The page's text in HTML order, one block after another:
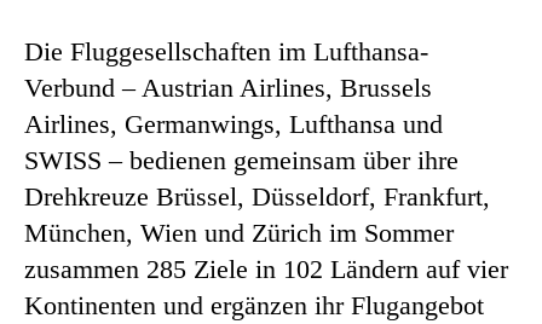
Die Fluggesellschaften im Lufthansa-
Verbund – Austrian Airlines, Brussels
Airlines, Germanwings, Lufthansa und
SWISS – bedienen gemeinsam über ihre
Drehkreuze Brüssel, Düsseldorf, Frankfurt,
München, Wien und Zürich im Sommer
zusammen 285 Ziele in 102 Ländern auf vier
Kontinenten und ergänzen ihr Flugangebot